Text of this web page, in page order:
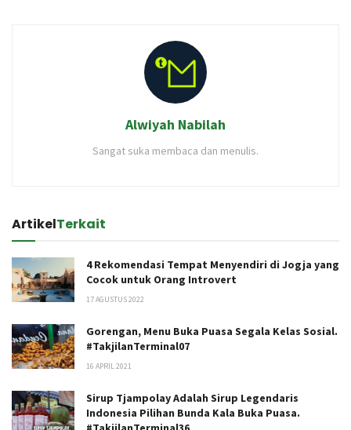
Alwiyah Nabilah
Sangat suka membaca dan menulis.
ArtikelTerkait
4 Rekomendasi Tempat Menyendiri di Jogja yang
Cocok untuk Orang Introvert
17 AGUSTUS 2022
Gorengan, Menu Buka Puasa Segala Kelas Sosial.
#TakjilanTerminal07
16 APRIL 2021
Sirup Tjampolay Adalah Sirup Legendaris
Indonesia Pilihan Bunda Kala Buka Puasa.